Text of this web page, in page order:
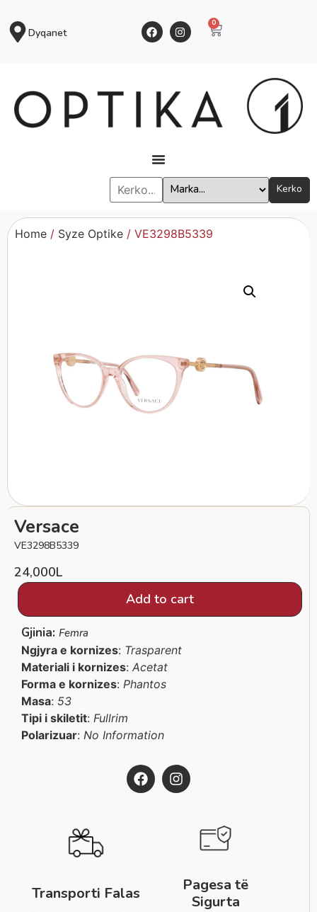
Dyqanet
0
Kerko
Home / Syze Optike / VE3298B5339
Versace
VE3298B5339
24,000L
Add to cart
Gjinia: Femra
Ngjyra e kornizes: Trasparent
Materiali i kornizes: Acetat
Forma e kornizes: Phantos
Masa: 53
Tipi i skiletit: Fullrim
Polarizuar: No Information
Transporti Falas
Pagesa të
Sigurta